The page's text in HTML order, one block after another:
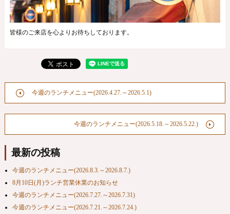
皆様のご来店を心よりお待ちしております。
今週のランチメニュー(2026.4.27.～2026.5.1)
今週のランチメニュー(2026.5.18.～2026.5.22.)
最新の投稿
今週のランチメニュー(2026.8.3.～2026.8.7.)
8月10日(月)ランチ営業休業のお知らせ
今週のランチメニュー(2026.7.27.～2026.7.31)
今週のランチメニュー(2026.7.21.～2026.7.24.)